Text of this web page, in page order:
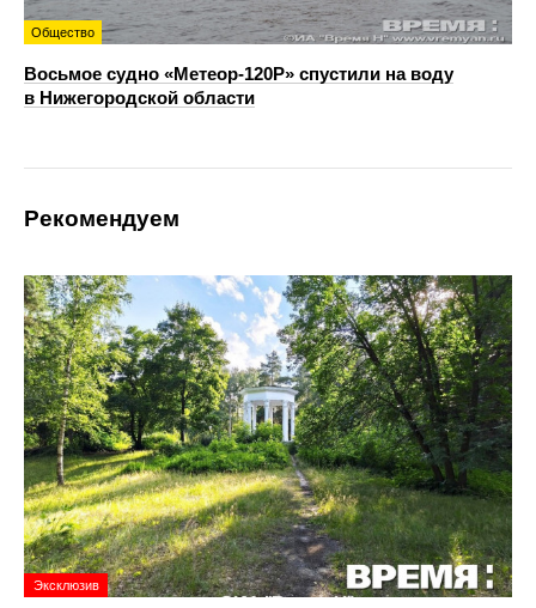
Общество
Восьмое судно «Метеор-120Р» спустили на воду
в Нижегородской области
Рекомендуем
Эксклюзив